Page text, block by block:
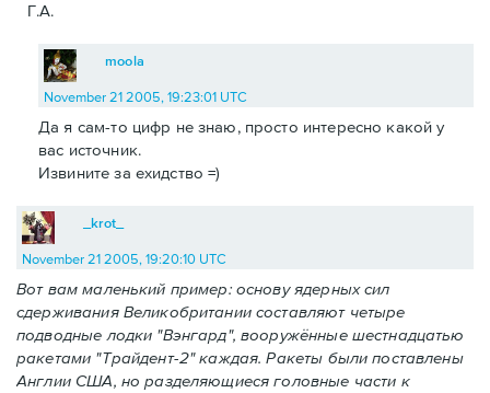
Г.А.
moola
November 21 2005, 19:23:01 UTC
Да я сам-то цифр не знаю, просто интересно какой у
вас источник.
Извините за ехидство =)
_krot_
November 21 2005, 19:20:10 UTC
Вот вам маленький пример: основу ядерных сил
сдерживания Великобритании составляют четыре
подводные лодки "Вэнгард", вооружённые шестнадцатью
ракетами "Трайдент-2" каждая. Ракеты были поставлены
Англии США, но разделяющиеся головные части к